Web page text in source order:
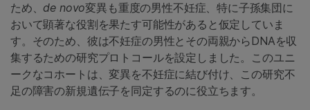
ため、 de novo変異も重度の男性不妊症、特に子孫集団に
おいて顕著な役割を果たす可能性があると仮定していま
す。そのため、彼は不妊症の男性とその両親からDNAを収
集するための研究プロトコールを設定しました。このユニ
ークなコホートは、変異を不妊症に結び付け、この研究不
足の障害の新規遺伝子を同定するのに役立ちます。